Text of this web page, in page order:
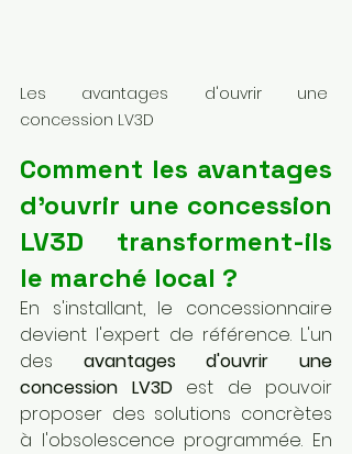
Les avantages d'ouvrir une
concession LV3D
Comment les avantages
d'ouvrir une concession
LV3D transforment-ils
le marché local ?
En s'installant, le concessionnaire
devient l'expert de référence. L'un
des avantages d'ouvrir une
concession LV3D est de pouvoir
proposer des solutions concrètes
à l'obsolescence programmée. En